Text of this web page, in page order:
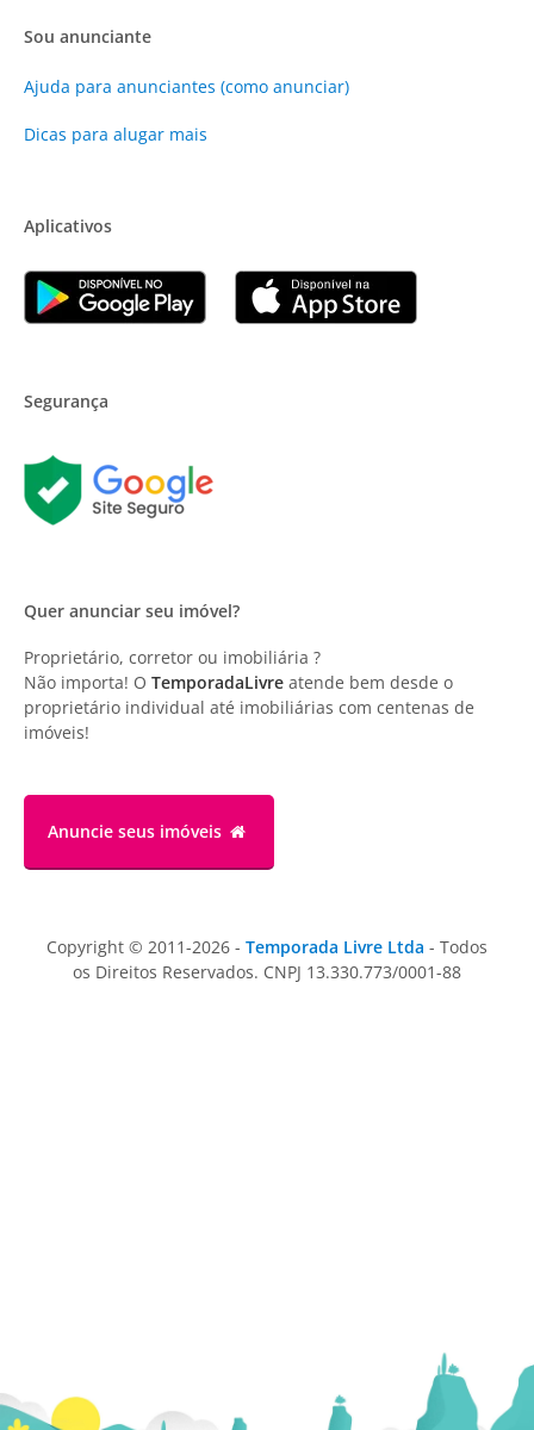
Sou anunciante
Ajuda para anunciantes (como anunciar)
Dicas para alugar mais
Aplicativos
Segurança
Quer anunciar seu imóvel?
Proprietário, corretor ou imobiliária ?
Não importa! O TemporadaLivre atende bem desde o
proprietário individual até imobiliárias com centenas de
imóveis!
Anuncie seus imóveis
Copyright © 2011-2026 - Temporada Livre Ltda - Todos
os Direitos Reservados. CNPJ 13.330.773/0001-88